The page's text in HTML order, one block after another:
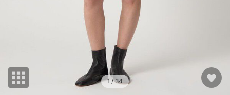
1 / 34